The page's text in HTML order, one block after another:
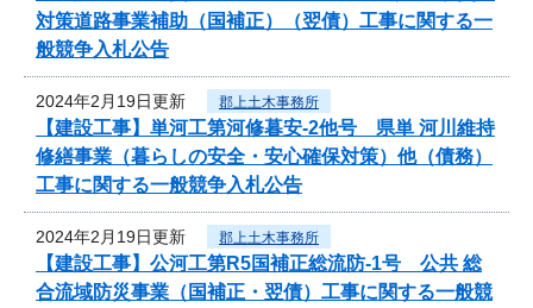
対策道路事業補助（国補正）（翌債）工事に関する一
般競争入札公告
2024年2月19日更新 郡上土木事務所
【建設工事】単河工第河修暮安-2他号 県単 河川維持
修繕事業（暮らしの安全・安心確保対策）他（債務）
工事に関する一般競争入札公告
2024年2月19日更新 郡上土木事務所
【建設工事】公河工第R5国補正総流防-1号 公共 総
合流域防災事業（国補正・翌債）工事に関する一般競